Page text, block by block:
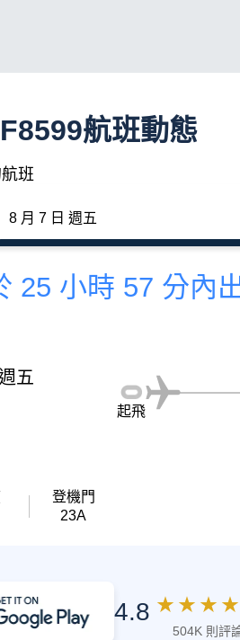
航班動態
班
8 月 7 日 週五
25 小時 57 分內
五
登機門
23A
起飛
4.8 ★ ★ ★ ★
504K 則評